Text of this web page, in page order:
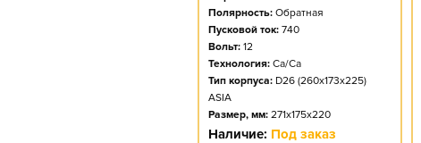
Полярность: Обратная
Пусковой ток: 740
Вольт: 12
Технология: Ca/Ca
Тип корпуса: D26 (260x173x225)
ASIA
Размер, мм: 271x175x220
Наличие: Под заказ